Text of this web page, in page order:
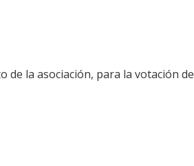
de la asociación, para la votación de